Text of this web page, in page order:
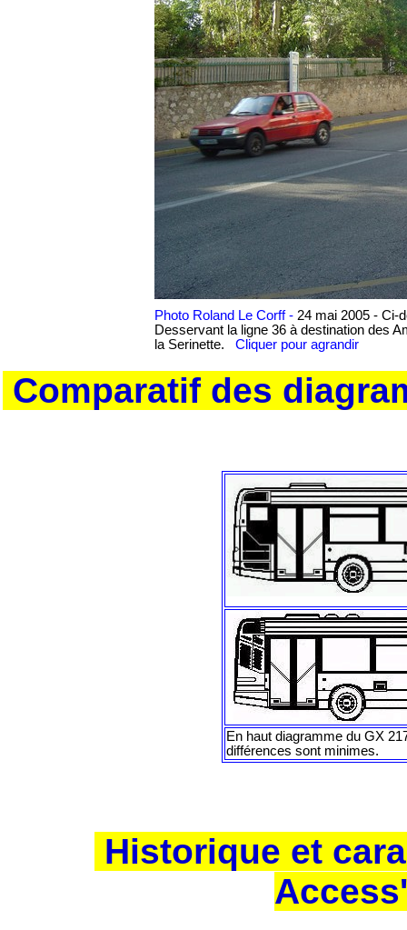
Photo Roland Le Corff - 24 mai 2005 - Ci-
Desservant la ligne 36 à destination des
la Serinette.
Cliquer pour agrandir
Comparatif des
En haut diagramme du GX
différences sont minimes.
Historique et